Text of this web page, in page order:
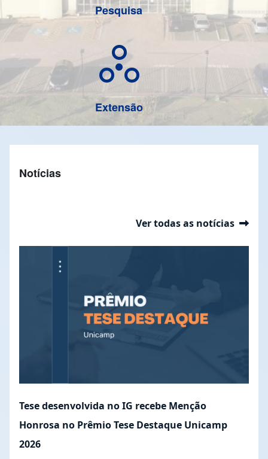
Pesquisa
circles_ext
Extensão
Notícias
Ver todas as notícias
Tese desenvolvida no IG recebe Menção
Honrosa no Prêmio Tese Destaque Unicamp
2026